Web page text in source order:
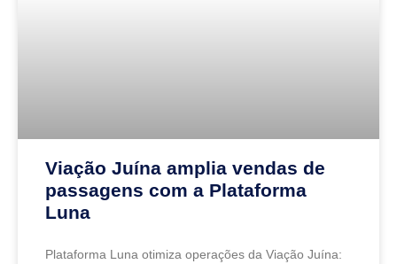
Viação Juína amplia vendas de
passagens com a Plataforma
Luna
Plataforma Luna otimiza operações da Viação Juína: